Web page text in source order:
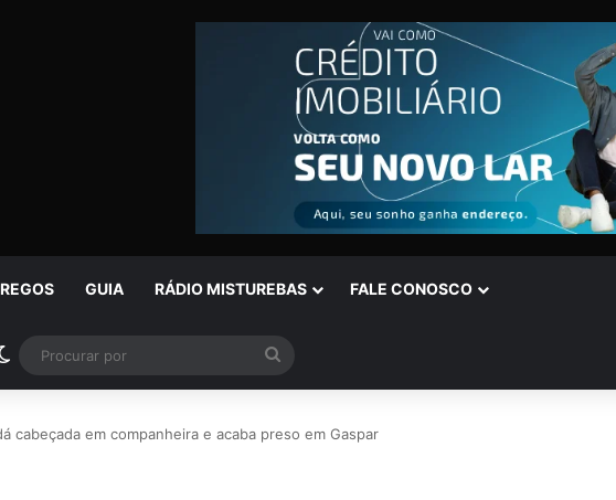
GUIA RÁDIO MISTUREBAS FALE CONOSCO
Switch skin
por
cabeçada em companheira e acaba preso em Gaspar